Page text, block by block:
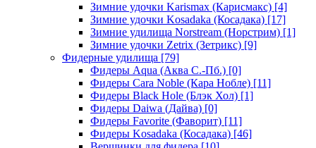
Зимние удочки Karismax (Карисмакс) [4]
Зимние удочки Kosadaka (Косадака) [17]
Зимние удилища Norstream (Норстрим) [1]
Зимние удочки Zetrix (Зетрикс) [9]
Фидерные удилища [79]
Фидеры Aqua (Аква С.-Пб.) [0]
Фидеры Cara Noble (Кара Нобле) [11]
Фидеры Black Hole (Блэк Хол) [1]
Фидеры Daiwa (Дайва) [0]
Фидеры Favorite (Фаворит) [11]
Фидеры Kosadaka (Косадака) [46]